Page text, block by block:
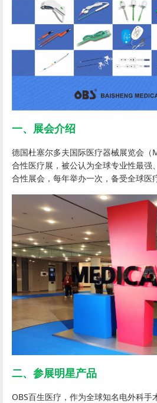
一、展会介绍
德国杜塞尔多夫国际医疗器械展览会（
合性医疗展，被公认为全球专业性最强
合性展会，每年举办一次，备受全球医
二、参展明星产品
OBS百生医疗，作为全球知名电外科手